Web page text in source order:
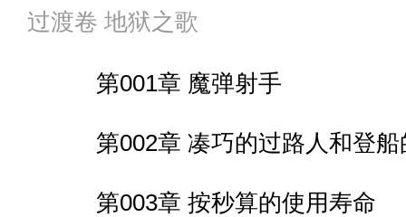
第022章 洪水再起
第023章 因地制宜的魔法
第024章 白发裸足精灵娘
第025章 食髓知味的席拉
第005章 “从一个欠钱的倒霉
第006章 东京暗鸦世界的一些
过渡卷 地狱之歌
第001章 魔弹射手
第002章 凑巧的过路人和登
第003章 按秒算的使用寿命